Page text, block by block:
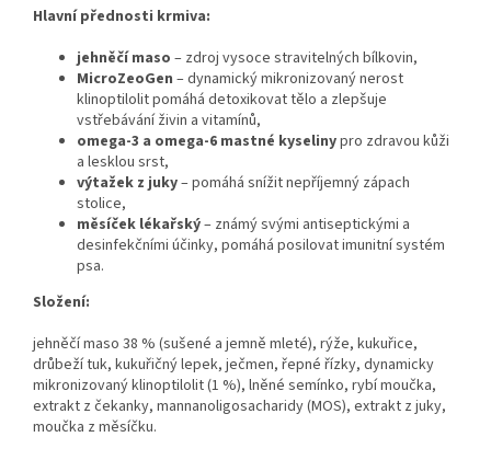
Hlavní přednosti krmiva:
jehněčí maso – zdroj vysoce stravitelných bílkovin,
MicroZeoGen – dynamický mikronizovaný nerost
klinoptilolit pomáhá detoxikovat tělo a zlepšuje
vstřebávání živin a vitamínů,
omega-3 a omega-6 mastné kyselinypro zdravou kůži
a lesklou srst,
výtažek z juky– pomáhá snížit nepříjemný zápach
stolice,
měsíček lékařský– známý svými antiseptickými a
desinfekčními účinky, pomáhá posilovat imunitní systém
psa.
Složení:
jehněčí maso 38 % (sušené a jemně mleté), rýže, kukuřice,
drůbeží tuk, kukuřičný lepek, ječmen, řepné řízky, dynamicky
mikronizovaný klinoptilolit (1 %), lněné semínko, rybí moučka,
extrakt z čekanky, mannanoligosacharidy (MOS), extrakt z juky,
moučka z měsíčku.